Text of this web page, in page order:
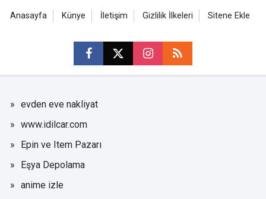
Anasayfa Künye İletişim Gizlilik İlkeleri Sitene Ekle
evden eve nakliyat
www.idilcar.com
Epin ve Item Pazarı
Eşya Depolama
anime izle